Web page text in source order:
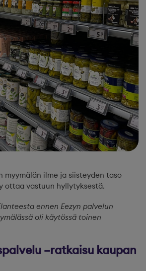
myymälän ilme ja siisteyden taso
ottaa vastuun hyllytyksestä.
ennen Eezyn palvelun
oli käytössä toinen
–ratkaisu kaupan